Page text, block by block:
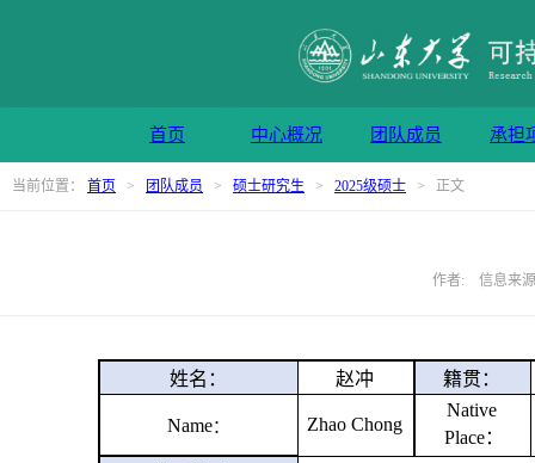
首页 中心概况 团队成员 承担
当前位置： 首页 > 团队成员 > 硕士研究生 > 2025级硕士 > 正文
作者: 信息来
姓名： 赵冲 籍贯：
Name： Zhao Chong
Native
Place：